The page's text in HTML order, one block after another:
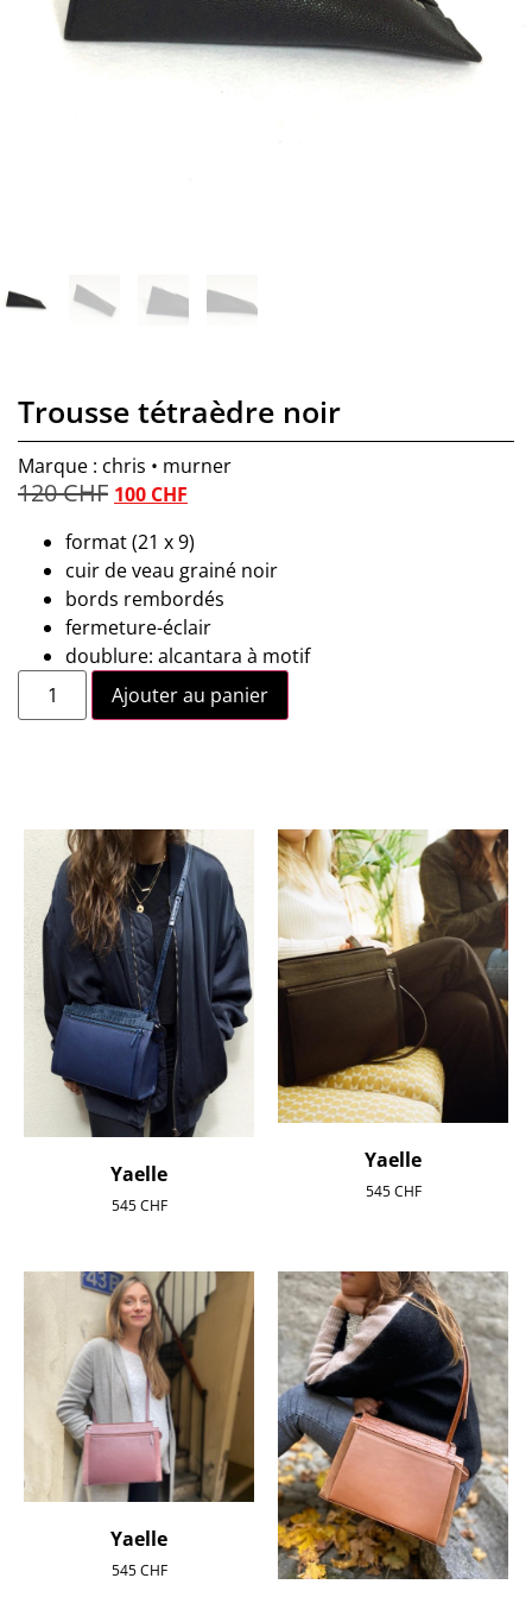
Trousse tétraèdre noir
Marque : chris • murner
120CHF 100 CHF
format (21 x 9)
cuir de veau grainé noir
bords rembordés
fermeture-éclair
doublure: alcantara à motif
Ajouter au panier
Yaelle
545CHF
Yaelle
545CHF
Yaelle
545CHF